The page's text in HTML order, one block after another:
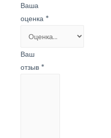
Ваша
оценка *
Ваш
отзыв *